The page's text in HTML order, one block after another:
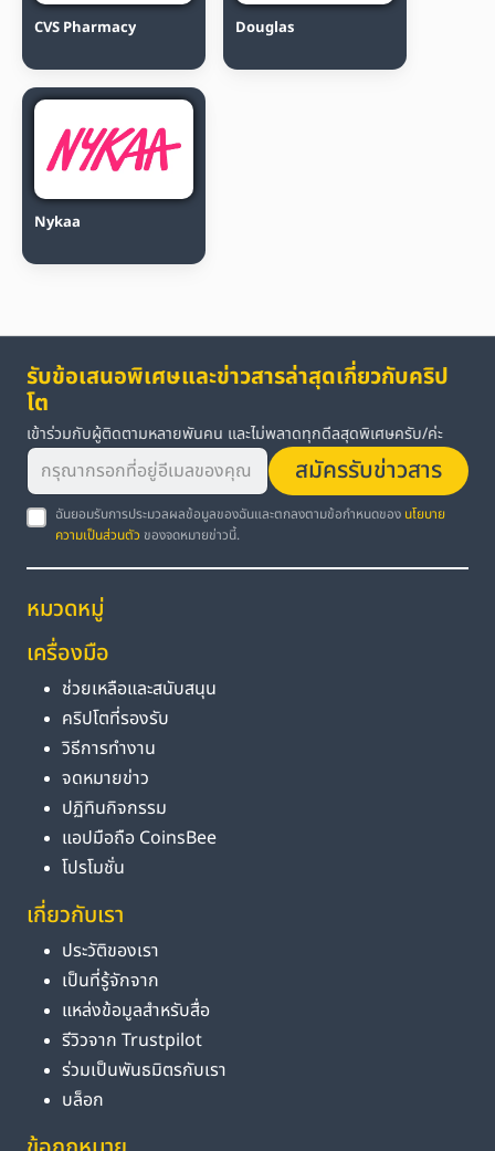
CVS Pharmacy Douglas
Nykaa
รับข้อเสนอพิเศษและข่าวสารล่าสุดเกี่ยวกับคริป
โต
เข้าร่วมกับผู้ติดตามหลายพันคน และไม่พลาดทุกดีลสุดพิเศษครับ/ค่ะ
สมัครรับข่าวสาร
ฉันยอมรับการประมวลผลข้อมูลของฉันและตกลงตามข้อกำหนดของ นโยบาย
ความเป็นส่วนตัว ของจดหมายข่าวนี้.
หมวดหมู่
เครื่องมือ
ช่วยเหลือและสนับสนุน
คริปโตที่รองรับ
วิธีการทำงาน
จดหมายข่าว
ปฏิทินกิจกรรม
แอปมือถือ CoinsBee
โปรโมชั่น
เกี่ยวกับเรา
ประวัติของเรา
เป็นที่รู้จักจาก
แหล่งข้อมูลสำหรับสื่อ
รีวิวจาก Trustpilot
ร่วมเป็นพันธมิตรกับเรา
บล็อก